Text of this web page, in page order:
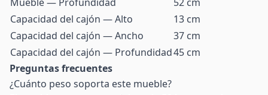
Capacidad del cajón — Alto
13 cm
Capacidad del cajón — Ancho
37 cm
Capacidad del cajón — Profundidad45 cm
Preguntas frecuentes
¿Cuánto peso soporta este mueble?